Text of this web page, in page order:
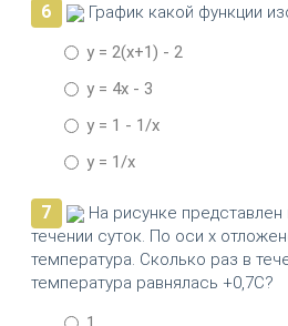
6
График какой функции
у = 2(x+1) - 2
y = 4x - 3
y = 1 - 1/x
y = 1/x
7
На рисунке представлен
течении суток. По оси х
температура. Сколько раз в
температура равнялась +0,7С?